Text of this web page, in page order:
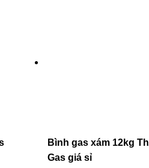
Bình gas xám 12kg
Gas giá sỉ